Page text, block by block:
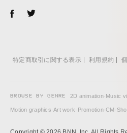
特定商取引に関する表示 利用規約
BROWSE BY GENRE 2D animation· Music
Motion graphics·Art work· Promotion·CM ·